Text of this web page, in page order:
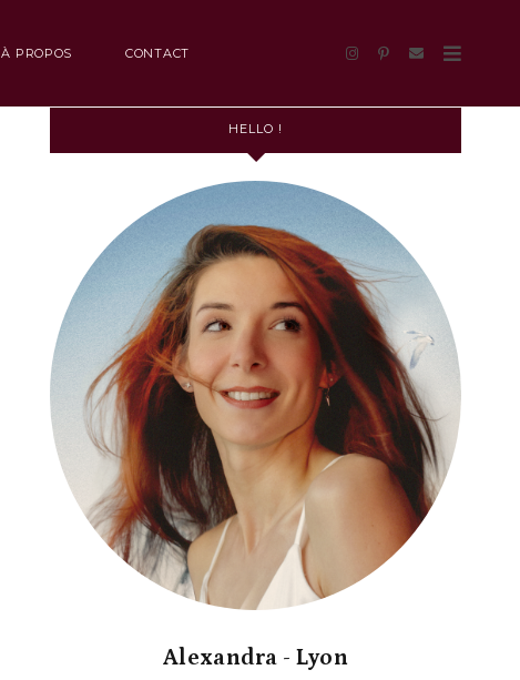
À PROPOS CONTACT
HELLO !
Alexandra - Lyon